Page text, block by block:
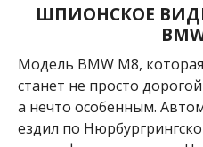
ШПИОНСКОЕ
Модель BMW M8,
станет не просто
а нечто особенным.
ездил по